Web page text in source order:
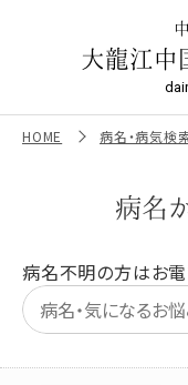
大龍江中
HOME 病名・病気検
病名
病名不明の方はお